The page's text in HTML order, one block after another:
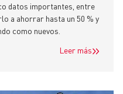
datos importantes, entre
a ahorrar hasta un 50 % y
como nuevos.
Leer más